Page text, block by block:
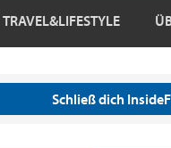
TRAVEL&LIFESTYLE
Schließ dich